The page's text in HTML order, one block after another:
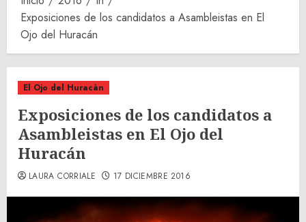
Exposiciones de los candidatos a Asambleistas en El
Ojo del Huracán
El Ojo del Huracàn
Exposiciones de los candidatos a
Asambleistas en El Ojo del
Huracán
LAURA CORRIALE 17 DICIEMBRE 2016